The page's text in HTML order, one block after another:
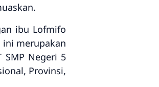
ibu Lofmifo
ini merupakan
SMP Negeri 5
Provinsi,